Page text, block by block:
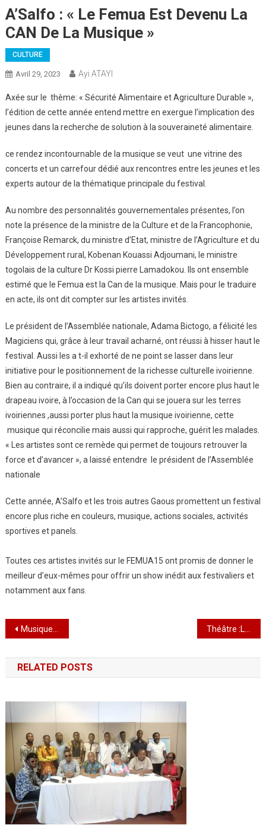
A’Salfo : « Le Femua Est Devenu La
CAN De La Musique »
CULTURE
Avril 29, 2023 Ayi ATAYI
Axée sur le thème: « Sécurité Alimentaire et Agriculture Durable »,
l’édition de cette année entend mettre en exergue l’implication des
jeunes dans la recherche de solution à la souveraineté alimentaire.
ce rendez incontournable de la musique se veut une vitrine des
concerts et un carrefour dédié aux rencontres entre les jeunes et les
experts autour de la thématique principale du festival.
Au nombre des personnalités gouvernementales présentes, l’on
note la présence de la ministre de la Culture et de la Francophonie,
Françoise Remarck, du ministre d’Etat, ministre de l’Agriculture et du
Développement rural, Kobenan Kouassi Adjoumani, le ministre
togolais de la culture Dr Kossi pierre Lamadokou. Ils ont ensemble
estimé que le Femua est la Can de la musique. Mais pour le traduire
en acte, ils ont dit compter sur les artistes invités.
Le président de l’Assemblée nationale, Adama Bictogo, a félicité les
Magiciens qui, grâce à leur travail acharné, ont réussi à hisser haut le
festival. Aussi les a t-il exhorté de ne point se lasser dans leur
initiative pour le positionnement de la richesse culturelle ivoirienne.
Bien au contraire, il a indiqué qu’ils doivent porter encore plus haut le
drapeau ivoire, à l’occasion de la Can qui se jouera sur les terres
ivoiriennes ,aussi porter plus haut la musique ivoirienne, cette
musique qui réconcilie mais aussi qui rapproche, guérit les malades.
« Les artistes sont ce remède qui permet de toujours retrouver la
force et d’avancer », a laissé entendre le président de l’Assemblée
nationale
Cette année, A’Salfo et les trois autres Gaous promettent un festival
encore plus riche en couleurs, musique, actions sociales, activités
sportives et panels.
Toutes ces artistes invités sur le FEMUA15 ont promis de donner le
meilleur d’eux-mêmes pour offrir un show inédit aux festivaliers et
notamment aux fans.
Navigation
de
l’article
Musique: Le Togo marque d’une empreinte spéciale et indélébile l’Edition 15 du FEMUA
RELATED POSTS